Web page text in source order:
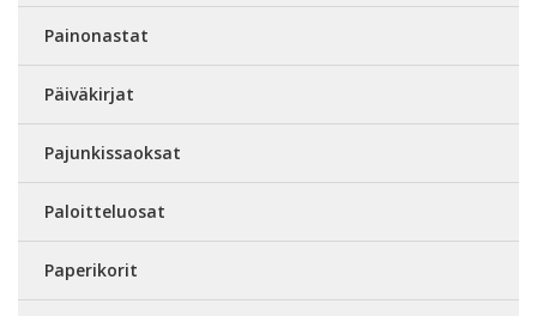
Painonastat
Päiväkirjat
Pajunkissaoksat
Paloitteluosat
Paperikorit